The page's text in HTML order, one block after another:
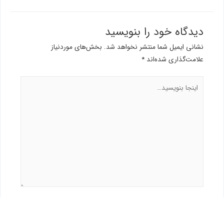
دیدگاه‌ خود را بنویسید
نشانی ایمیل شما منتشر نخواهد شد. بخش‌های موردنیاز
علامت‌گذاری شده‌اند *